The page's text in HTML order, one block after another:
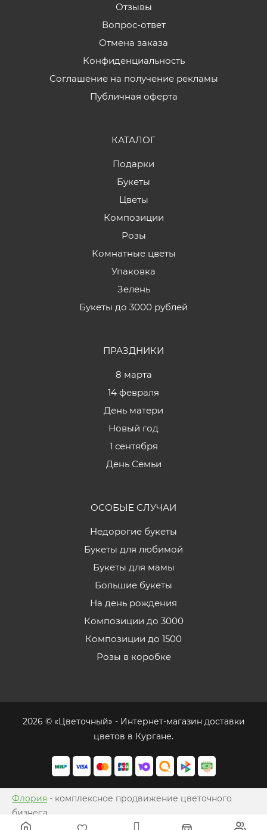
Отзывы
Вопрос-ответ
Отмена заказа
Конфиденциальность
Соглашение на получение рекламы
Публичная оферта
КАТАЛОГ
Подарки
Букеты
Цветы
Композиции
Розы
Комнатные цветы
Упаковка
Зелень
Букеты до 3000 рублей
ПРАЗДНИКИ
8 марта
14 февраля
День матери
Новый год
1 сентября
День Семьи
ОСОБЫЕ СЛУЧАИ
Недорогие букеты
Букеты для любимой
Букеты для мамы
Большие букеты
На день рождения
Композиции до 3000
Композиции до 1500
Розы в коробке
2026 © «Цветочный» - Интернет-магазин доставки
цветов в Кургане.
Флория - комплексное продвижение цветочного
бизнеса